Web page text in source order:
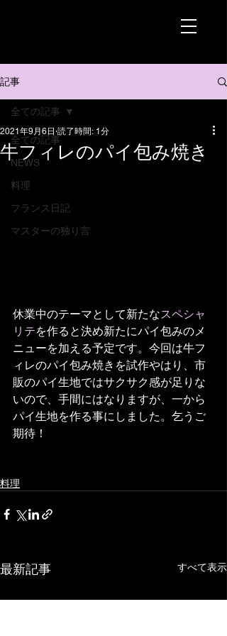
記事
全ての記事
NEWS
料理
フランス日記
マスターの独り言
全ての記事
牛フィレのパイ包み焼き
2021年9月6日 読了時間: 1分
休業中のテーマとして新たなスペシャ
リテを作ると決め新たにパイ包みのメ
ニューを加える予定です。今回は牛フ
ィレのパイ包み焼きを試作やはり、市
販のパイ生地ではサクサク感が足りな
いので、手間にはなりますが、一から
パイ生地を作る事にしました。乞うご
期待！
料理
最新記事 すべて表示